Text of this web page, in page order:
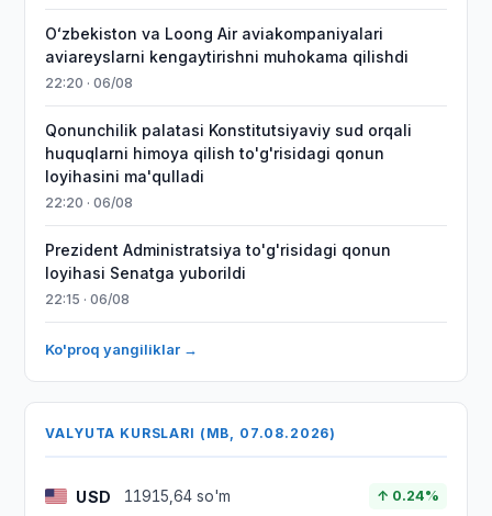
Oʻzbekiston va Loong Air aviakompaniyalari
aviareyslarni kengaytirishni muhokama qilishdi
22:20 · 06/08
Qonunchilik palatasi Konstitutsiyaviy sud orqali
huquqlarni himoya qilish to'g'risidagi qonun
loyihasini ma'qulladi
22:20 · 06/08
Prezident Administratsiya to'g'risidagi qonun
loyihasi Senatga yuborildi
22:15 · 06/08
Ko'proq yangiliklar →
VALYUTA KURSLARI (MB, 07.08.2026)
USD 11915,64 so'm ↑ 0.24%